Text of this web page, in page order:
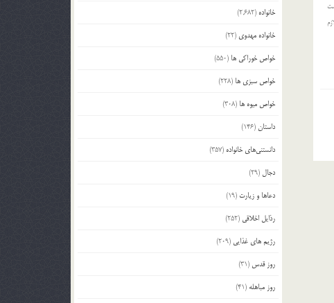
خانواده (2,682)
خانواده مهدوی (22)
خواص خوراکی ها (550)
خواص سبزی ها (228)
خواص میوه ها (308)
داستان(146)
دانستنی‌های خانواده (357)
دجال (29)
دعاها و زیارت (19)
رذایل اخلاقی (252)
رژیم های غذایی (209)
روز قدس (31)
روز مباهله (41)